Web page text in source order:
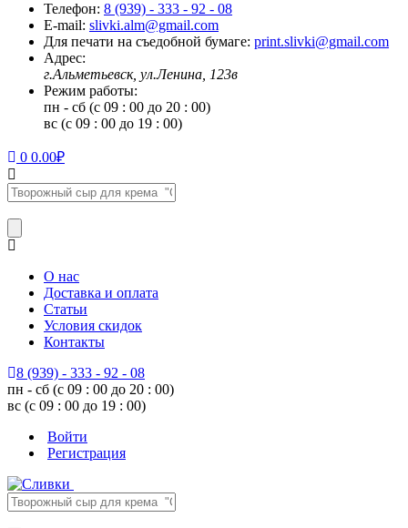
Телефон: 8 (939) - 333 - 92 - 08
E-mail: slivki.alm@gmail.com
Для печати на съедобной бумаге: print.slivki@gmail.com
Адрес:
г.Альметьевск, ул.Ленина, 123в
Режим работы:
пн - сб (с 09 : 00 до 20 : 00)
вс (с 09 : 00 до 19 : 00)
0 0.00₽
О нас
Доставка и оплата
Статьи
Условия скидок
Контакты
8 (939) - 333 - 92 - 08
пн - сб (с 09 : 00 до 20 : 00)
вс (с 09 : 00 до 19 : 00)
Войти
Регистрация